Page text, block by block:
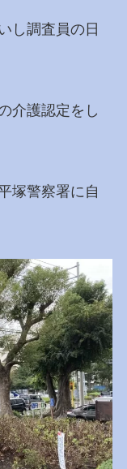
し調査員の日
介護認定をし
塚警察署に自